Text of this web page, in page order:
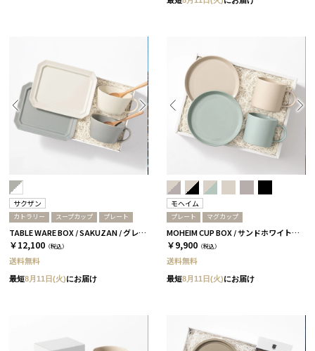
サクザン
カトラリー スープカップ プレート
TABLE WARE BOX / SAKUZAN / グレー＆ホワイト
￥12,100 （税込）
送料無料
最短8月11日(火)にお届け
モヘイム
プレート マグカップ
MOHEIM CUP BOX / サンドホワイト＆ライトブルー［モヘイム］
￥9,900 （税込）
送料無料
最短8月11日(火)にお届け